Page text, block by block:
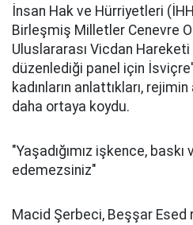
İnsan Hak ve Hürriyetleri
Birleşmiş Milletler Cenevre
Uluslararası Vicdan Hareketi
düzenlediği panel için
kadınların anlattıkları, rejimin
daha ortaya koydu.
"Yaşadığımız işkence,
edemezsiniz"
Macid Şerbeci, Beşşar Esed